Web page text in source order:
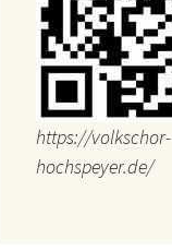
https://volkschor-
hochspeyer.de/